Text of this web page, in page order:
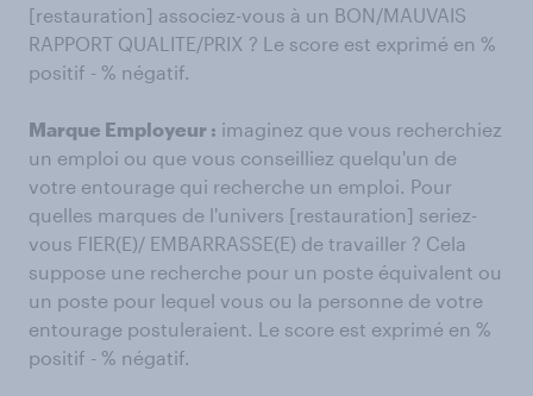
[restauration] associez-vous à un BON/MAUVAIS
RAPPORT QUALITE/PRIX ? Le score est exprimé en %
positif - % négatif.
Marque Employeur : imaginez que vous recherchiez
un emploi ou que vous conseilliez quelqu'un de
votre entourage qui recherche un emploi. Pour
quelles marques de l'univers [restauration] seriez-
vous FIER(E)/ EMBARRASSE(E) de travailler ? Cela
suppose une recherche pour un poste équivalent ou
un poste pour lequel vous ou la personne de votre
entourage postuleraient. Le score est exprimé en %
positif - % négatif.